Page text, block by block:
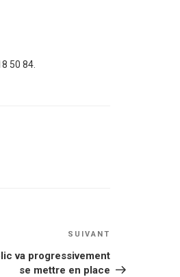
50 84.
SUIVANT
va progressivement
se mettre en place